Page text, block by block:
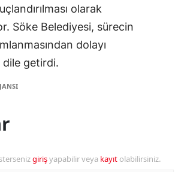
olarak
Söke Belediyesi, sürecin
dolayı
getirdi.
girişyapabilir veya kayıt olabilirsiniz.